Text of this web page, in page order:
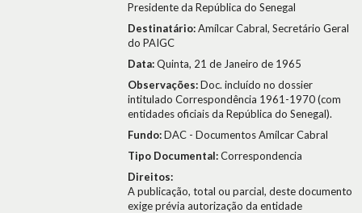
Presidente da República do Senegal
Destinatário:Amílcar Cabral, Secretário Geral
do PAIGC
Data:Quinta, 21 de Janeiro de 1965
Observações:Doc. incluído no dossier
intitulado Correspondência 1961-1970 (com
entidades oficiais da República do Senegal).
Fundo:DAC - Documentos Amílcar Cabral
Tipo Documental:Correspondencia
Direitos:
A publicação, total ou parcial, deste documento
exige prévia autorização da entidade